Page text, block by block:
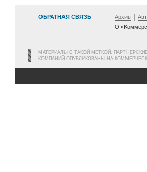
ОБРАТНАЯ СВЯЗЬ Архив
О
МАТЕРИАЛЫ С ТАКОЙ МЕТКОЙ,
КОМПАНИЙ ОПУБЛИКОВАНЫ НА